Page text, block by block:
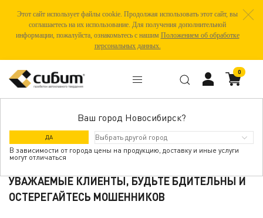
Этот сайт использует файлы cookie. Продолжая использовать этот сайт, вы
соглашаетесь на их использование. Для получения дополнительной
информации, пожалуйста, ознакомьтесь с нашим Положением об обработке
персональных данных.
Ваш город Новосибирск?
ДА
В зависимости от города цены на продукцию, доставку и иные услуги
могут отличаться
0
ОСТЕРЕГАЙТЕСЬ МОШЕННИКОВ!
УВАЖАЕМЫЕ КЛИЕНТЫ, БУДЬТЕ БДИТЕЛЬНЫ И
ОСТЕРЕГАЙТЕСЬ МОШЕННИКОВ